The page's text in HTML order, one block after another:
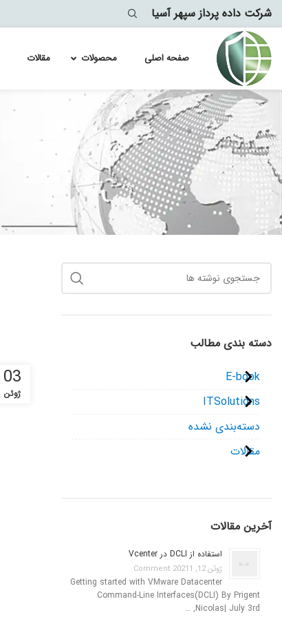
شرکت داده پرداز سپهر آسیا
صفحه اصلی محصولات مقالات
03
ژوئن
دسته بندی مطالب
E-book
ITSolutions
دسته‌بندی نشده
مقالات
آخرین مقالات
استفاده از DCLI در Vcenter
ژوئن 12, 2021 1 Comment
Getting started with VMware Datacenter
Command-Line Interfaces(DCLI) By Prigent
Nicolas| July 3rd, …